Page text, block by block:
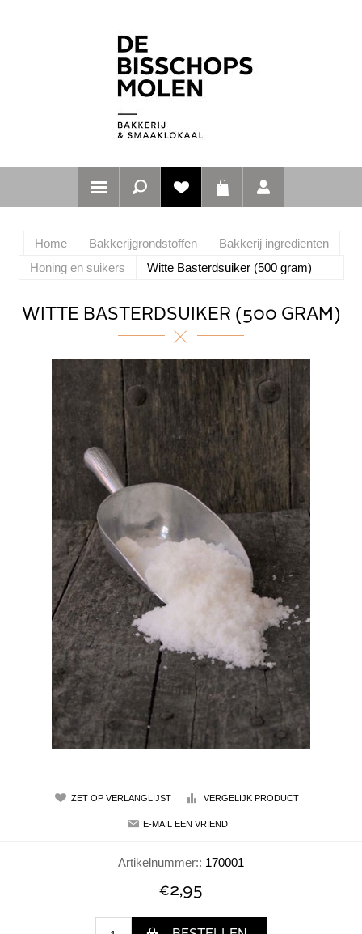
Home Bakkerijgrondstoffen
Bakkerij ingredienten
Honing en suikers
Witte Basterdsuiker (500 gram)
WITTE BASTERDSUIKER (500 GRAM)
Artikelnummer:: 170001
€2,95